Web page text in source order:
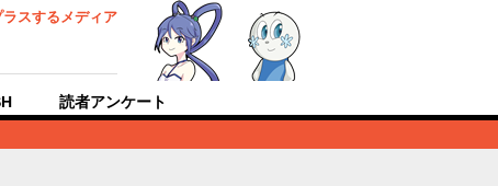
スするメディア
読者アンケート